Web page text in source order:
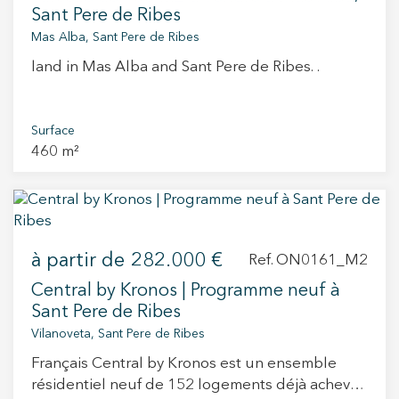
avec accès extérieur, ainsi que deux chambres
parentale, avec salle de bain privée, grands
pouvant accueillir plusieurs véhicules, une
buanderie et une chambre de service ou
ascenseur, et la maison dispose d’un système
domotique complet, garantissant un confort et
Sant Pere de Ribes
Mas Alba, Sant Pere de Ribes
land in Mas Alba and Sant Pere de Ribes. .
Surface
460 m²
à partir de 282.000 € Ref. ON0161_M2
Central by Kronos | Programme neuf à
Sant Pere de Ribes
Vilanoveta, Sant Pere de Ribes
Français Central by Kronos est un ensemble
résidentiel neuf de 152 logements déjà achevé,